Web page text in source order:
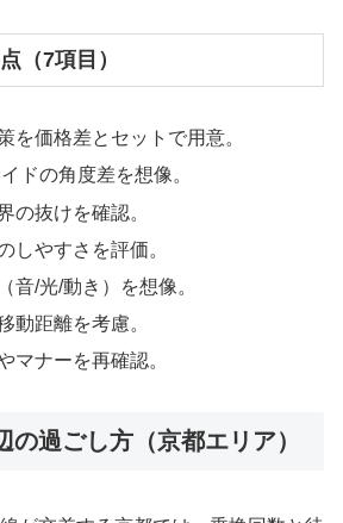
（7項目）
を価格差とセットで用意。
ドの角度差を想像。
の抜けを確認。
しやすさを評価。
音/光/動き）を想像。
動距離を考慮。
マナーを再確認。
の過ごし方（京都エリア）